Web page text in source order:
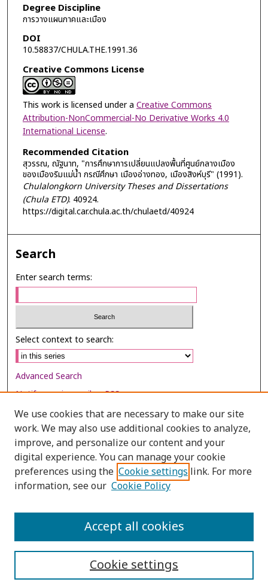
Degree Discipline
การวางแผนภาคและเมือง
DOI
10.58837/CHULA.THE.1991.36
Creative Commons License
This work is licensed under a Creative Commons
Attribution-NonCommercial-No Derivative Works 4.0
International License.
Recommended Citation
สุวรรณ, ณัฐนาท, "การศึกษาการเปลี่ยนแปลงพื้นที่ศูนย์กลางเมือง
ของเมืองริมแม่น้ำ กรณีศึกษา เมืองอ่างทอง, เมืองสิงห์บุรี" (1991).
Chulalongkorn University Theses and Dissertations
(Chula ETD). 40924.
https://digital.car.chula.ac.th/chulaetd/40924
Search
Enter search terms:
Select context to search:
Advanced Search
Notify me via email orRSS
Browse
Collections
Disciplines
Authors
We use cookies that are necessary to make our site
work. We may also use additional cookies to analyze,
improve, and personalize our content and your
digital experience. You can manage your cookie
preferences using the Cookie settings link. For more
information, see our Cookie Policy
Cookie settings
Accept all cookies